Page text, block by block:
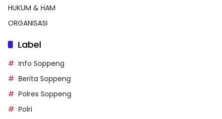
HUKUM & HAM
ORGANISASI
Label
Info Soppeng
Berita Soppeng
Polres Soppeng
Polri